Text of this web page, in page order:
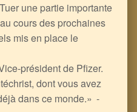
une partie importante
cours des prochaines
mis en place le
président de Pfizer.
dont vous avez
dans ce monde.» -